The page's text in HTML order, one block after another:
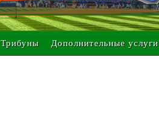
Трибуны Дополнительные услуги